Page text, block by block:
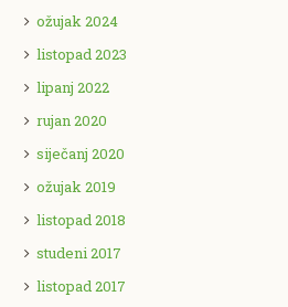
ožujak 2024
listopad 2023
lipanj 2022
rujan 2020
siječanj 2020
ožujak 2019
listopad 2018
studeni 2017
listopad 2017